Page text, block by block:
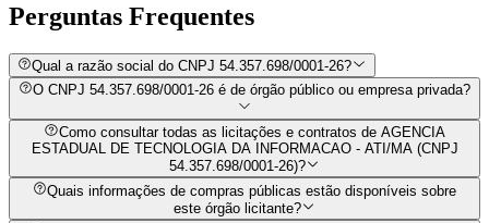
Perguntas Frequentes
Qual a razão social do CNPJ 54.357.698/0001-26?
O CNPJ 54.357.698/0001-26 é de órgão público ou empresa privada?
Como consultar todas as licitações e contratos de AGENCIA
ESTADUAL DE TECNOLOGIA DA INFORMACAO - ATI/MA (CNPJ
54.357.698/0001-26)?
Quais informações de compras públicas estão disponíveis sobre
este órgão licitante?